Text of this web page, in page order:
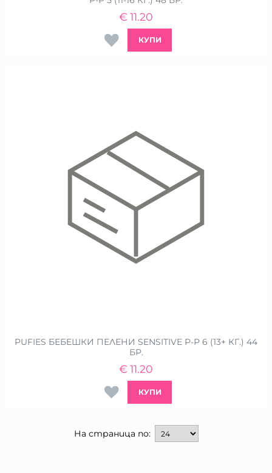
11.20
€
КУПИ
PUFIES БЕБЕШКИ ПЕЛЕНИ SENSITIVE Р-Р 6 (13+ КГ.) 44
БР.
11.20
€
КУПИ
На страница по: